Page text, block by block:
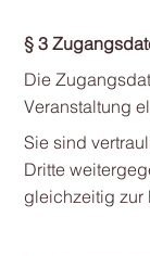
§ 3
Die
Veranstaltung
Sie sind
Dritte
gleichzeitig zur